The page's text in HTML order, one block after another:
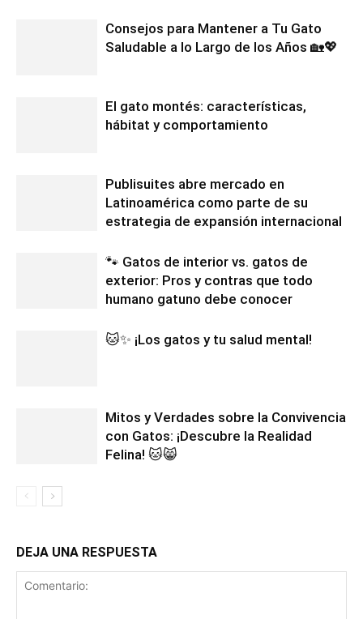
Consejos para Mantener a Tu Gato
Saludable a lo Largo de los Años 🏡💖
El gato montés: características,
hábitat y comportamiento
Publisuites abre mercado en
Latinoamérica como parte de su
estrategia de expansión internacional
🐾 Gatos de interior vs. gatos de
exterior: Pros y contras que todo
humano gatuno debe conocer
🐱✨ ¡Los gatos y tu salud mental!
Mitos y Verdades sobre la Convivencia
con Gatos: ¡Descubre la Realidad
Felina! 🐱😸
DEJA UNA RESPUESTA